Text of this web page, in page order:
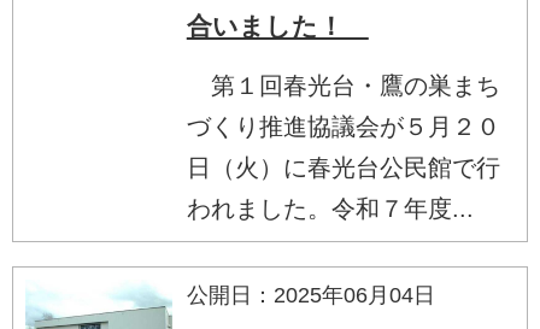
合いました！
第１回春光台・鷹の巣まち
づくり推進協議会が５月２０
日（火）に春光台公民館で行
われました。令和７年度...
公開日：2025年06月04日